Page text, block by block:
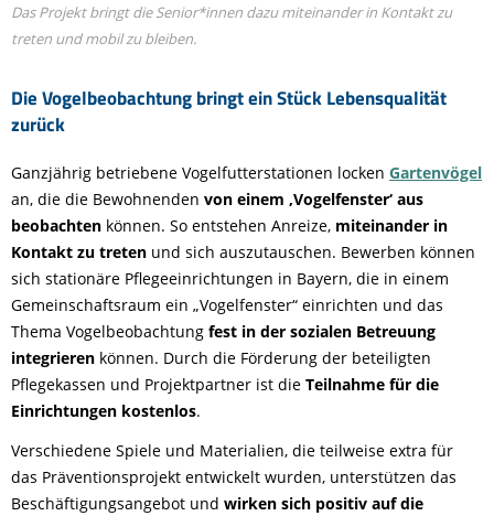
Die Vogelbeobachtung bringt ein Stück Lebensqualität
zurück
Das Projekt bringt die Senior*innen dazu miteinander in Kontakt zu
treten und mobil zu bleiben.
Ganzjährig betriebene Vogelfutterstationen locken Gartenvögel
an, die die Bewohnenden von einem ‚Vogelfenster‘ aus
beobachten können. So entstehen Anreize, miteinander in
Kontakt zu treten und sich auszutauschen. Bewerben können
sich stationäre Pflegeeinrichtungen in Bayern, die in einem
Gemeinschaftsraum ein „Vogelfenster“ einrichten und das
Thema Vogelbeobachtung fest in der sozialen Betreuung
integrieren können. Durch die Förderung der beteiligten
Pflegekassen und Projektpartner ist die Teilnahme für die
Einrichtungen kostenlos.
Verschiedene Spiele und Materialien, die teilweise extra für
das Präventionsprojekt entwickelt wurden, unterstützen das
Beschäftigungsangebot und wirken sich positiv auf die